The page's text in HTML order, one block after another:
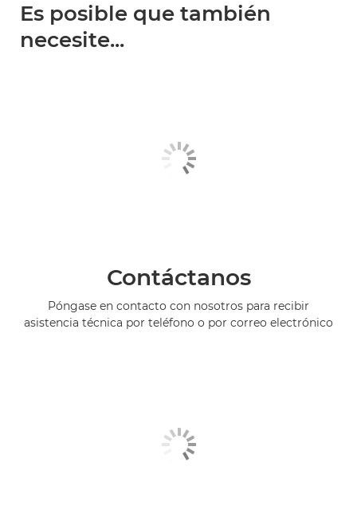
Es posible que también
necesite...
Contáctanos
Póngase en contacto con nosotros para recibir
asistencia técnica por teléfono o por correo electrónico